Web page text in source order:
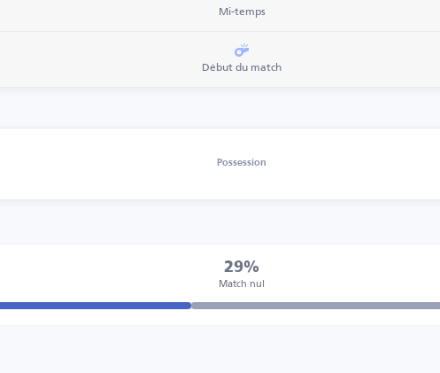
Mi-temps
Début du match
Possession
29%
Match nul